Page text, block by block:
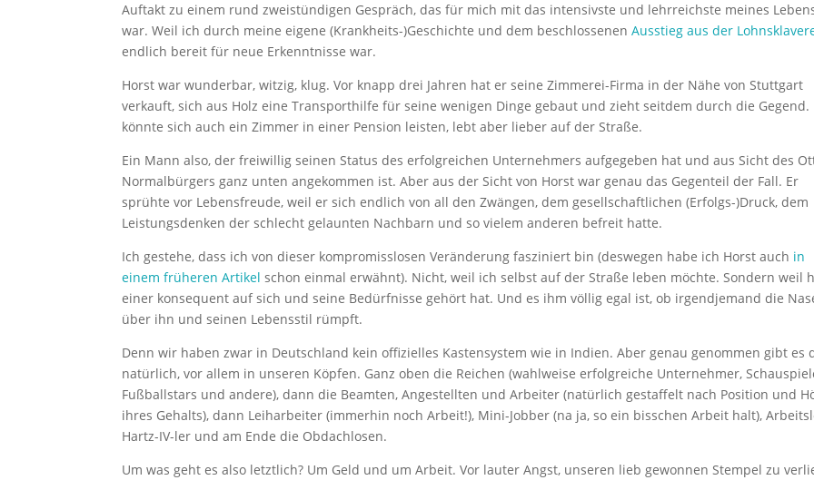
Auftakt zu einem rund zweistündigen Gespräch, das für mich mit das intensivste und lehrreichste meines
war. Weil ich durch meine eigene (Krankheits-)Geschichte und dem beschlossenenAusstieg aus der
endlich bereit für neue Erkenntnisse war.
Horst war wunderbar, witzig, klug. Vor knapp drei Jahren hat er seine Zimmerei-Firma in der Nähe von Stuttgart
verkauft, sich aus Holz eine Transporthilfe für seine wenigen Dinge gebaut und zieht seitdem durch die Gegend.
könnte sich auch ein Zimmer in einer Pension leisten, lebt aber lieber auf der Straße.
Ein Mann also, der freiwillig seinen Status des erfolgreichen Unternehmers aufgegeben hat und aus Sicht des
Normalbürgers ganz unten angekommen ist. Aber aus der Sicht von Horst war genau das Gegenteil der Fall. Er
sprühte vor Lebensfreude, weil er sich endlich von all den Zwängen, dem gesellschaftlichen (Erfolgs-)Druck, dem
Leistungsdenken der schlecht gelaunten Nachbarn und so vielem anderen befreit hatte.
Ich gestehe, dass ich von dieser kompromisslosen Veränderung fasziniert bin (deswegen habe ich Horst auch in
einem früheren Artikel schon einmal erwähnt). Nicht, weil ich selbst auf der Straße leben möchte. Sondern weil
einer konsequent auf sich und seine Bedürfnisse gehört hat. Und es ihm völlig egal ist, ob irgendjemand die
über ihn und seinen Lebensstil rümpft.
Denn wir haben zwar in Deutschland kein offizielles Kastensystem wie in Indien. Aber genau genommen gibt es
natürlich, vor allem in unseren Köpfen. Ganz oben die Reichen (wahlweise erfolgreiche Unternehmer,
Fußballstars und andere), dann die Beamten, Angestellten und Arbeiter (natürlich gestaffelt nach Position und
ihres Gehalts), dann Leiharbeiter (immerhin noch Arbeit!), Mini-Jobber (na ja, so ein bisschen Arbeit halt),
Hartz-IV-ler und am Ende die Obdachlosen.
Um was geht es also letztlich? Um Geld und um Arbeit. Vor lauter Angst, unseren lieb gewonnen Stempel zu